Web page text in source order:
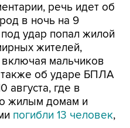
речь идет об
в ночь на 9
удар попал жилой
жителей,
мальчиков
также об ударе БПЛА
августа, где в
жилым домам и
погибли 13 человек,